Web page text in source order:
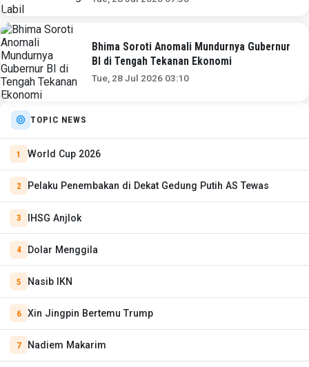
Bhima Soroti Anomali Mundurnya Gubernur
BI di Tengah Tekanan Ekonomi
Tue, 28 Jul 2026 03:10
TOPIC NEWS
World Cup 2026
Pelaku Penembakan di Dekat Gedung Putih AS Tewas
IHSG Anjlok
Dolar Menggila
Nasib IKN
Xin Jingpin Bertemu Trump
Nadiem Makarim